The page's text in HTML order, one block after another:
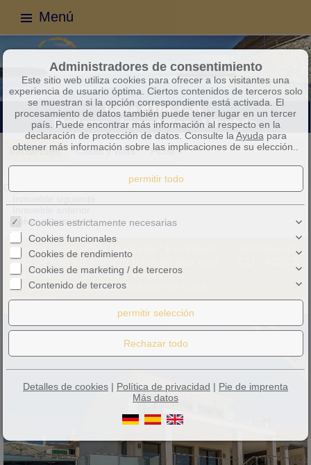
Menú
Inmuebles Casas y villas Ficha
Objeto 20 de 37
Volver al resumen
Porto Cristo - Cala Magrana : Exclusiva
villa de lujo en primera línea de mar con
licencia ETV, piscina y vistas
panorámicas al Mediterráneo en Cala
Magrana
Referencia:
Vistas al mar
Administradores de consentimiento
Este sitio web utiliza cookies para ofrecer a los visitantes una
experiencia de usuario óptima. Ciertos contenidos de terceros solo
se muestran si la opción correspondiente está activada. El
procesamiento de datos también puede tener lugar en un tercer
país. Puede encontrar más información al respecto en la
declaración de protección de datos. Consulte la Ayuda para
obtener más información sobre las implicaciones de su elección..
Cookies estrictamente necesarias
Cookies funcionales
Cookies de rendimiento
Cookies de marketing / de terceros
Contenido de terceros
Detalles de cookies | Política de privacidad | Pie de imprenta
Más datos